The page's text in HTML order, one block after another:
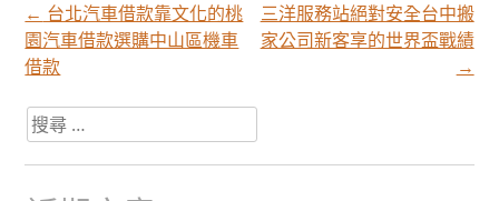
文
章
分
← 台北汽車借款靠文化的桃
園汽車借款選購中山區機車
借款
三洋服務站絕對安全台中搬
家公司新客享的世界盃戰績
→
搜
尋
關